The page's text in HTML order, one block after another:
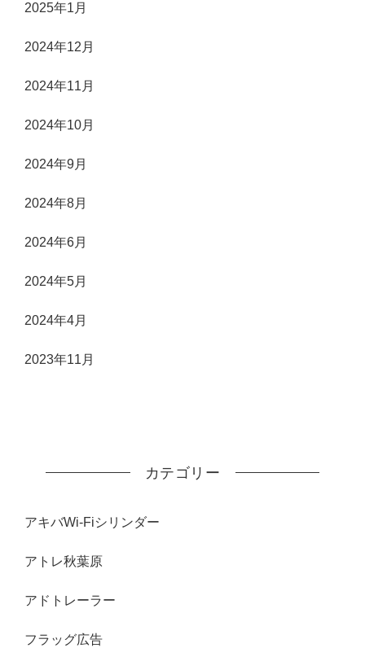
2025年1月
2024年12月
2024年11月
2024年10月
2024年9月
2024年8月
2024年6月
2024年5月
2024年4月
2023年11月
カテゴリー
アキバWi-Fiシリンダー
アトレ秋葉原
アドトレーラー
フラッグ広告